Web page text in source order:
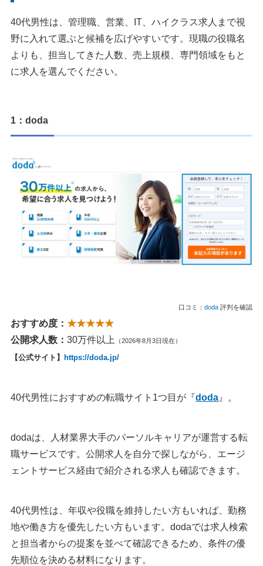
40代男性は、管理職、営業、IT、ハイクラス求人まで視
野に入れて選ぶと候補を広げやすいです。現職の役職名
よりも、担当してきた人数、売上規模、専門領域をもと
に求人を選んでください。
1：doda
口コミ： doda 評判を確認
おすすめ度： ★★★★★
公開求人数： 30万件以上 （2026年8月3日現在）
【公式サイト】 https://doda.jp/
40代男性におすすめの転職サイト1つ目が『doda 』。
dodaは、人材業界大手のパーソルキャリアが運営する転
職サービスです。公開求人を自分で探しながら、エージ
ェントサービス経由で紹介される求人も確認できます。
40代男性は、年収や役職を維持したい方もいれば、勤務
地や働き方を優先したい方もいます。dodaでは求人検索
と担当者からの提案を並べて確認できるため、条件の優
先順位を決める材料になります。